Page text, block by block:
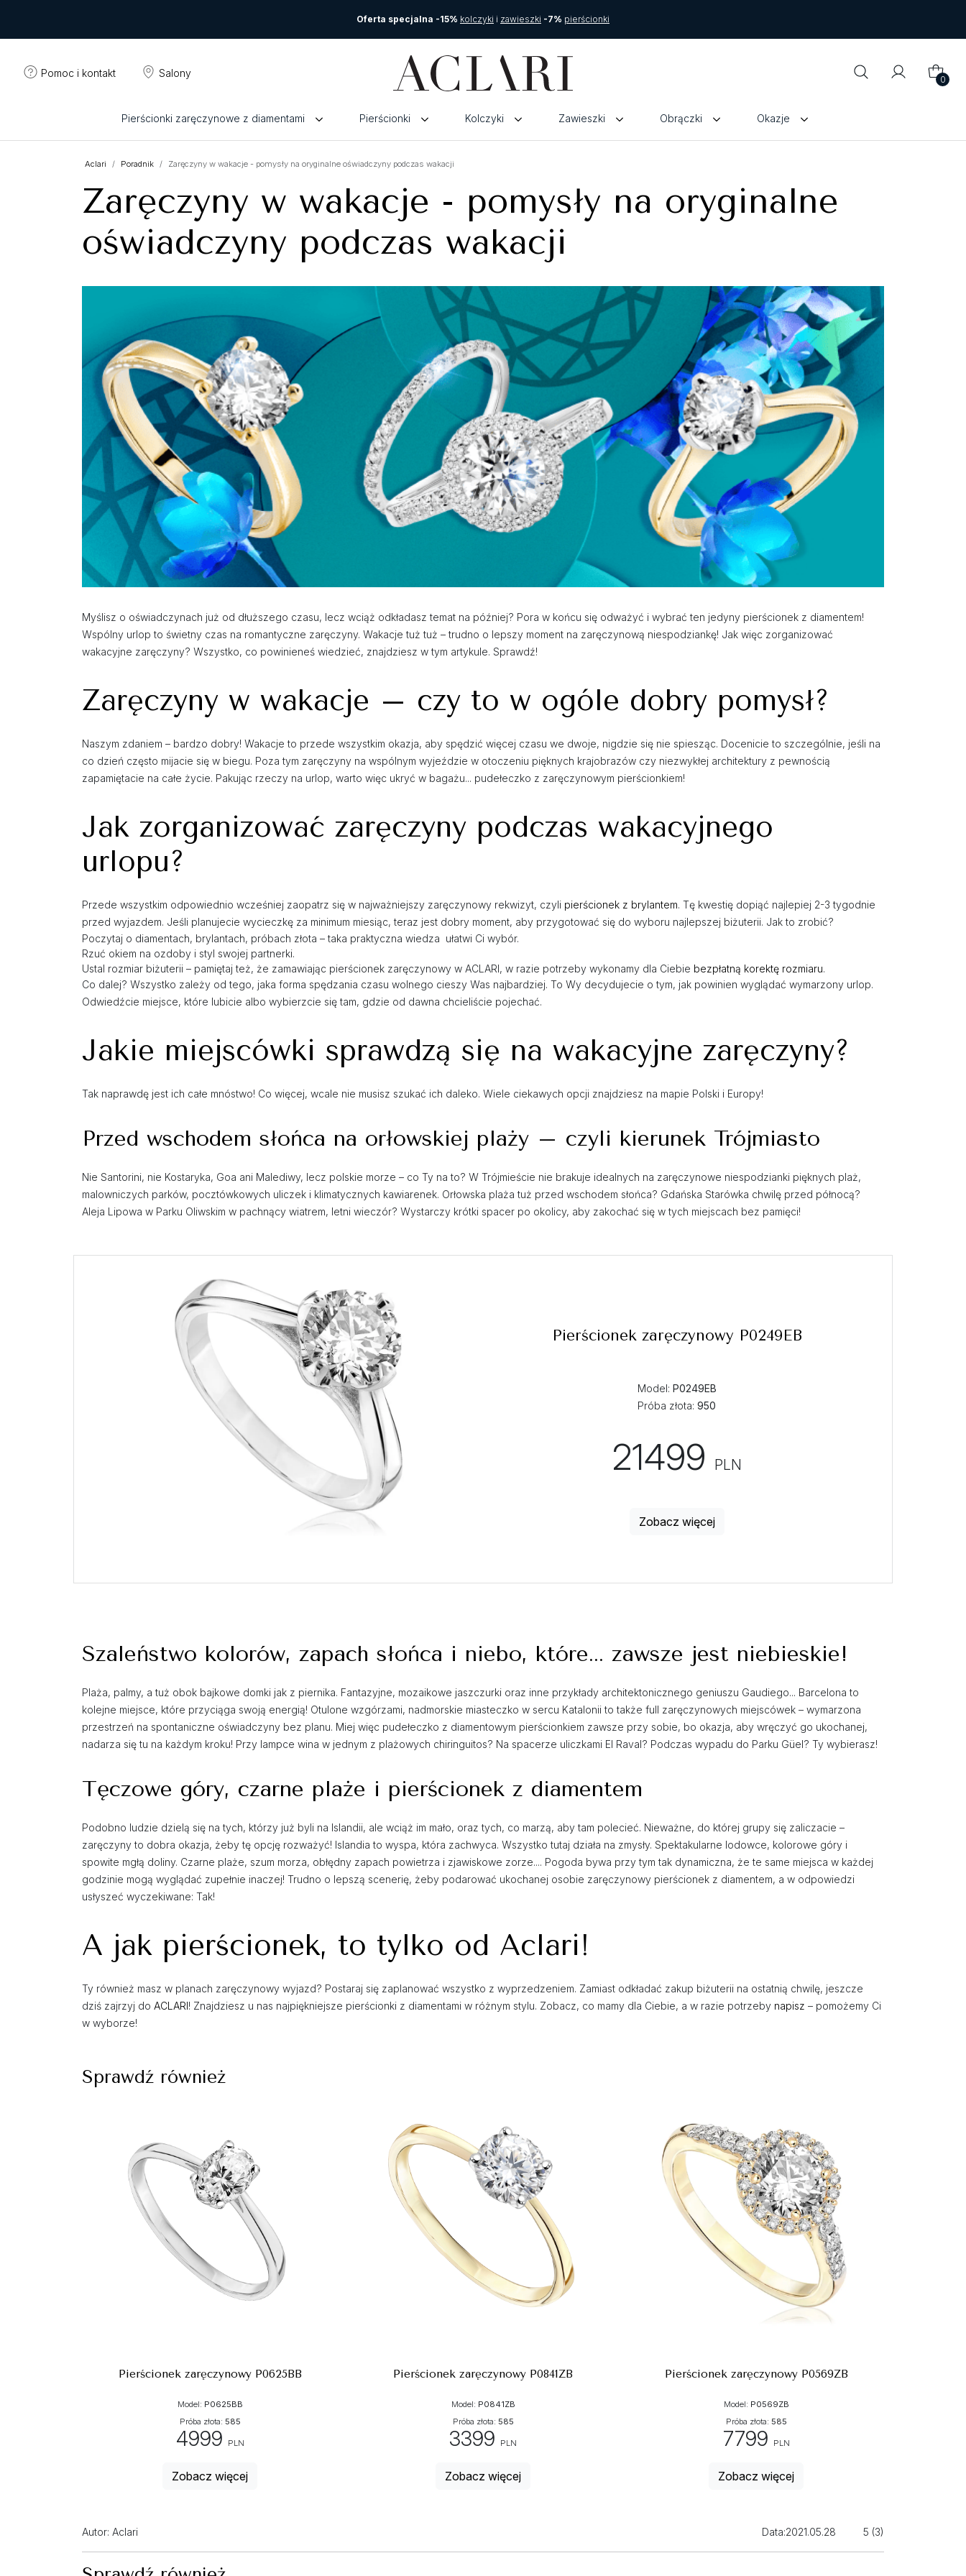
Oferta specjalna -15% kolczyki i zawieszki -7% pierścionki
Pomoc i kontakt Salony
0
Pierścionki zaręczynowe z diamentami Pierścionki Kolczyki Zawieszki Obrączki Okazje
Aclari Poradnik Zaręczyny w wakacje - pomysły na oryginalne oświadczyny podczas wakacji
Zaręczyny w wakacje - pomysły na oryginalne
oświadczyny podczas wakacji
Myślisz o oświadczynach już od dłuższego czasu, lecz wciąż odkładasz temat na później? Pora w końcu się odważyć i wybrać ten jedyny pierścionek z diamentem!
Wspólny urlop to świetny czas na romantyczne zaręczyny. Wakacje tuż tuż – trudno o lepszy moment na zaręczynową niespodziankę! Jak więc zorganizować
wakacyjne zaręczyny? Wszystko, co powinieneś wiedzieć, znajdziesz w tym artykule. Sprawdź!
Zaręczyny w wakacje – czy to w ogóle dobry pomysł?
Naszym zdaniem – bardzo dobry! Wakacje to przede wszystkim okazja, aby spędzić więcej czasu we dwoje, nigdzie się nie spiesząc. Docenicie to szczególnie, jeśli na
co dzień często mijacie się w biegu. Poza tym zaręczyny na wspólnym wyjeździe w otoczeniu pięknych krajobrazów czy niezwykłej architektury z pewnością
zapamiętacie na całe życie. Pakując rzeczy na urlop, warto więc ukryć w bagażu... pudełeczko z zaręczynowym pierścionkiem!
Jak zorganizować zaręczyny podczas wakacyjnego
urlopu?
Przede wszystkim odpowiednio wcześniej zaopatrz się w najważniejszy zaręczynowy rekwizyt, czyli pierścionek z brylantem. Tę kwestię dopiąć najlepiej 2-3 tygodnie
przed wyjazdem. Jeśli planujecie wycieczkę za minimum miesiąc, teraz jest dobry moment, aby przygotować się do wyboru najlepszej biżuterii. Jak to zrobić?
Poczytaj o diamentach, brylantach, próbach złota – taka praktyczna wiedza ułatwi Ci wybór.
Rzuć okiem na ozdoby i styl swojej partnerki.
Ustal rozmiar biżuterii – pamiętaj też, że zamawiając pierścionek zaręczynowy w ACLARI, w razie potrzeby wykonamy dla Ciebie bezpłatną korektę rozmiaru.
Co dalej? Wszystko zależy od tego, jaka forma spędzania czasu wolnego cieszy Was najbardziej. To Wy decydujecie o tym, jak powinien wyglądać wymarzony urlop.
Odwiedźcie miejsce, które lubicie albo wybierzcie się tam, gdzie od dawna chcieliście pojechać.
Jakie miejscówki sprawdzą się na wakacyjne zaręczyny?
Tak naprawdę jest ich całe mnóstwo! Co więcej, wcale nie musisz szukać ich daleko. Wiele ciekawych opcji znajdziesz na mapie Polski i Europy!
Przed wschodem słońca na orłowskiej plaży – czyli kierunek Trójmiasto
Nie Santorini, nie Kostaryka, Goa ani Malediwy, lecz polskie morze – co Ty na to? W Trójmieście nie brakuje idealnych na zaręczynowe niespodzianki pięknych plaż,
malowniczych parków, pocztówkowych uliczek i klimatycznych kawiarenek. Orłowska plaża tuż przed wschodem słońca? Gdańska Starówka chwilę przed północą?
Aleja Lipowa w Parku Oliwskim w pachnący wiatrem, letni wieczór? Wystarczy krótki spacer po okolicy, aby zakochać się w tych miejscach bez pamięci!
Pierścionek zaręczynowy P0249EB
Model: P0249EB
Próba złota: 950
21499 PLN
Zobacz więcej
Szaleństwo kolorów, zapach słońca i niebo, które... zawsze jest niebieskie!
Plaża, palmy, a tuż obok bajkowe domki jak z piernika. Fantazyjne, mozaikowe jaszczurki oraz inne przykłady architektonicznego geniuszu Gaudiego... Barcelona to
kolejne miejsce, które przyciąga swoją energią! Otulone wzgórzami, nadmorskie miasteczko w sercu Katalonii to także full zaręczynowych miejscówek – wymarzona
przestrzeń na spontaniczne oświadczyny bez planu. Miej więc pudełeczko z diamentowym pierścionkiem zawsze przy sobie, bo okazja, aby wręczyć go ukochanej,
nadarza się tu na każdym kroku! Przy lampce wina w jednym z plażowych chiringuitos? Na spacerze uliczkami El Raval? Podczas wypadu do Parku Güel? Ty wybierasz!
Tęczowe góry, czarne plaże i pierścionek z diamentem
Podobno ludzie dzielą się na tych, którzy już byli na Islandii, ale wciąż im mało, oraz tych, co marzą, aby tam polecieć. Nieważne, do której grupy się zaliczacie –
zaręczyny to dobra okazja, żeby tę opcję rozważyć! Islandia to wyspa, która zachwyca. Wszystko tutaj działa na zmysły. Spektakularne lodowce, kolorowe góry i
spowite mgłą doliny. Czarne plaże, szum morza, obłędny zapach powietrza i zjawiskowe zorze.... Pogoda bywa przy tym tak dynamiczna, że te same miejsca w każdej
godzinie mogą wyglądać zupełnie inaczej! Trudno o lepszą scenerię, żeby podarować ukochanej osobie zaręczynowy pierścionek z diamentem, a w odpowiedzi
usłyszeć wyczekiwane: Tak!
A jak pierścionek, to tylko od Aclari!
Ty również masz w planach zaręczynowy wyjazd? Postaraj się zaplanować wszystko z wyprzedzeniem. Zamiast odkładać zakup biżuterii na ostatnią chwilę, jeszcze
dziś zajrzyj do ACLARI! Znajdziesz u nas najpiękniejsze pierścionki z diamentami w różnym stylu. Zobacz, co mamy dla Ciebie, a w razie potrzeby napisz – pomożemy Ci
w wyborze!
Sprawdź również
Pierścionek zaręczynowy P0625BB
Model: P0625BB
Próba złota: 585
4999 PLN
Zobacz więcej
Pierścionek zaręczynowy P0841ZB
Model: P0841ZB
Próba złota: 585
3399 PLN
Zobacz więcej
Pierścionek zaręczynowy P0569ZB
Model: P0569ZB
Próba złota: 585
7799 PLN
Zobacz więcej
Autor: Aclari Data:2021.05.28 5 (3)